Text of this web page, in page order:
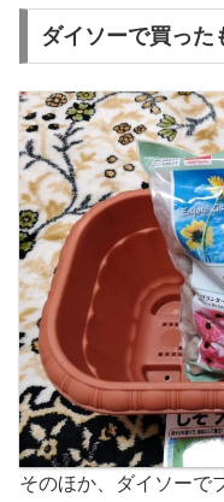
ダイソーで買った
そのほか、ダイソーで